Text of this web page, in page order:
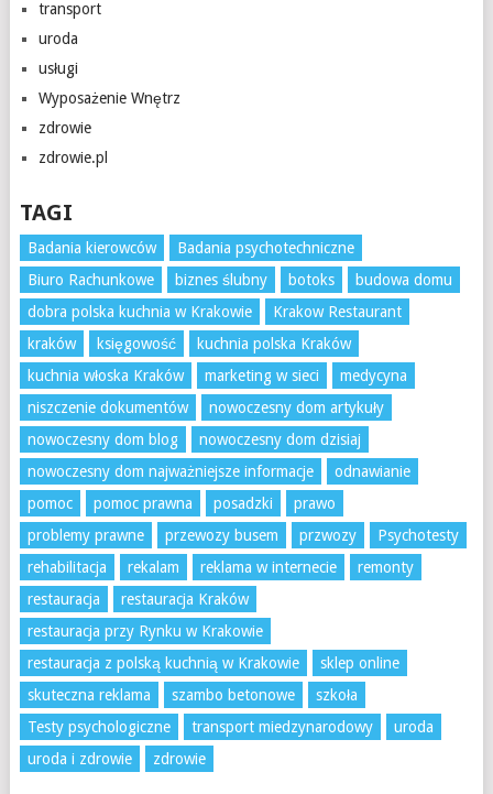
transport
uroda
usługi
Wyposażenie Wnętrz
zdrowie
zdrowie.pl
TAGI
Badania kierowców
Badania psychotechniczne
Biuro Rachunkowe
biznes ślubny botoks
budowa domu
dobra polska kuchnia w Krakowie
Krakow Restaurant
kraków
księgowość
kuchnia polska Kraków
kuchnia włoska Kraków
marketing w sieci
medycyna
niszczenie dokumentów
nowoczesny dom artykuły
nowoczesny dom blog
nowoczesny dom dzisiaj
nowoczesny dom najważniejsze informacje
odnawianie
pomoc
pomoc prawna posadzki
prawo
problemy prawne
przewozy busem przwozy
Psychotesty
rehabilitacja
rekalam reklama w internecie
remonty
restauracja
restauracja Kraków
restauracja przy Rynku w Krakowie
restauracja z polską kuchnią w Krakowie
sklep online
skuteczna reklama
szambo betonowe
szkoła
Testy psychologiczne
transport miedzynarodowy
uroda
uroda i zdrowie
zdrowie